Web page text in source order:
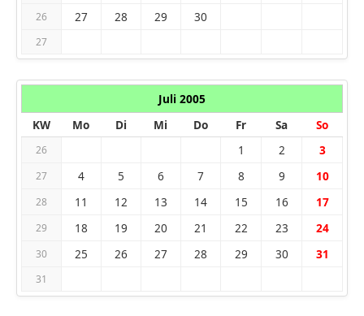
26 27 28 29 30
27
Juli 2005
KW
Mo Di Mi Do Fr Sa So
26 1 2 3
27 4 5 6 7 8 9 10
28 11 12 13 14 15 16 17
29 18 19 20 21 22 23 24
30 25 26 27 28 29 30 31
31